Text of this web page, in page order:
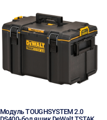
Модуль TOUGHSYSTEM 2.0